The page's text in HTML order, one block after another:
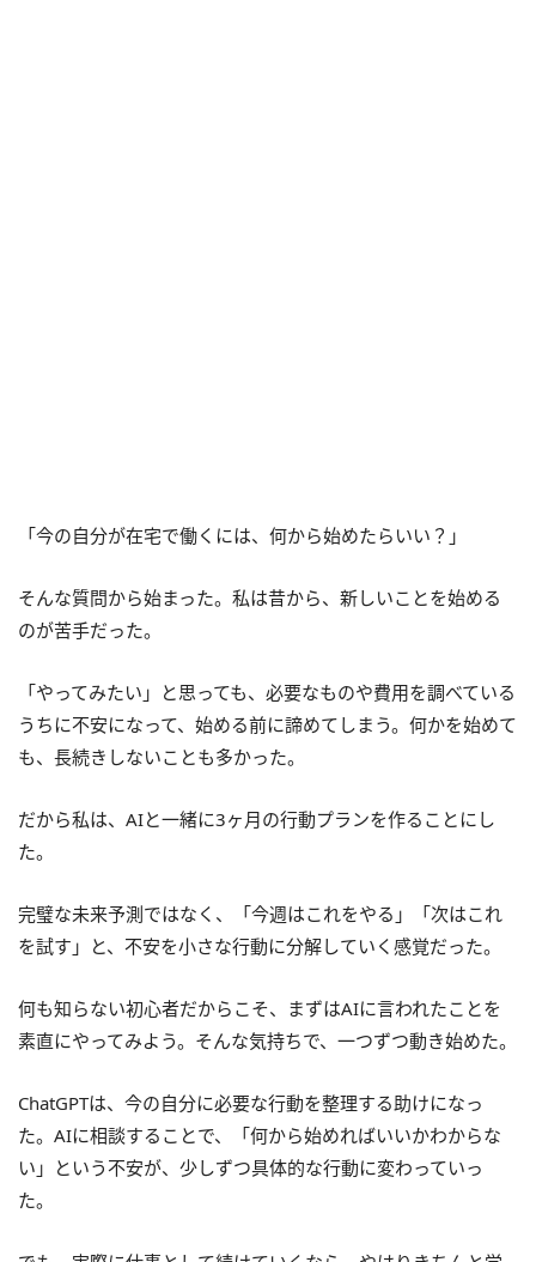
「今の自分が在宅で働くには、何から始めたらいい？」
そんな質問から始まった。私は昔から、新しいことを始める
のが苦手だった。
「やってみたい」と思っても、必要なものや費用を調べている
うちに不安になって、始める前に諦めてしまう。何かを始めて
も、長続きしないことも多かった。
だから私は、AIと一緒に3ヶ月の行動プランを作ることにし
た。
完璧な未来予測ではなく、「今週はこれをやる」「次はこれ
を試す」と、不安を小さな行動に分解していく感覚だった。
何も知らない初心者だからこそ、まずはAIに言われたことを
素直にやってみよう。そんな気持ちで、一つずつ動き始めた。
ChatGPTは、今の自分に必要な行動を整理する助けになっ
た。AIに相談することで、「何から始めればいいかわからな
い」という不安が、少しずつ具体的な行動に変わっていっ
た。